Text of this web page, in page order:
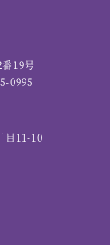
19号
0995
目11-10